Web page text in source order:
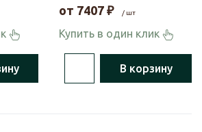
от 7407 ₽ / шт
Купить в один клик
В корзину